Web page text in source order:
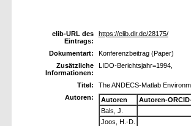
elib-URL des
Eintrags:
https://elib.dlr.de/28175/
Dokumentart:
Konferenzbeitrag (Paper)
Zusätzliche
Informationen:
LIDO-Berichtsjahr=1994,
Titel:
The ANDECS-Matlab
Autoren:
Autoren
Autoren-
Bals, J.
Joos, H.-D.